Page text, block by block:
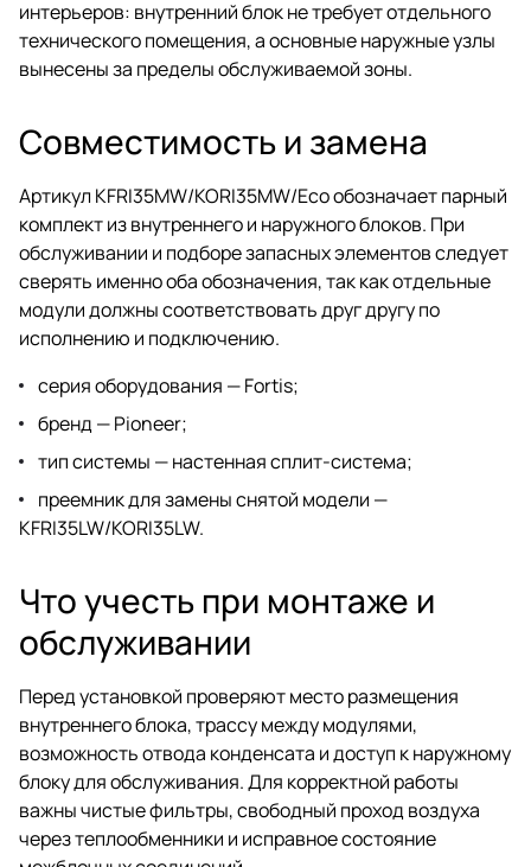
интерьеров: внутренний блок не требует отдельного
технического помещения, а основные наружные узлы
вынесены за пределы обслуживаемой зоны.
Совместимость и замена
Артикул KFRI35MW/KORI35MW/Eco обозначает парный
комплект из внутреннего и наружного блоков. При
обслуживании и подборе запасных элементов следует
сверять именно оба обозначения, так как отдельные
модули должны соответствовать друг другу по
исполнению и подключению.
серия оборудования — Fortis;
бренд — Pioneer;
тип системы — настенная сплит-система;
преемник для замены снятой модели —
KFRI35LW/KORI35LW.
Что учесть при монтаже и
обслуживании
Перед установкой проверяют место размещения
внутреннего блока, трассу между модулями,
возможность отвода конденсата и доступ к наружному
блоку для обслуживания. Для корректной работы
важны чистые фильтры, свободный проход воздуха
через теплообменники и исправное состояние